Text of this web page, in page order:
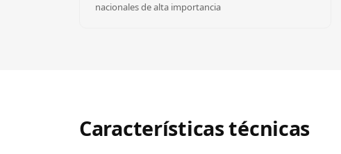
nacionales de alta importancia
Características técnicas